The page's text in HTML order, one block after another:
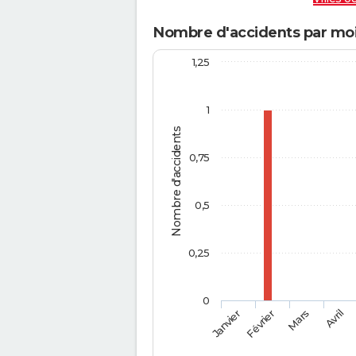
Nombre d'accidents par
Nombre d'accidents
JanvierFévrier Mars Avril
0
1
0,25
0,5
0,75
1,25